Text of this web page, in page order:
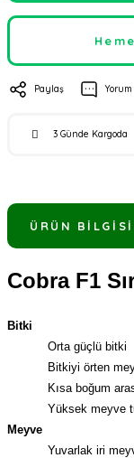
Paylaş Yorum
3 Günde Kargoda
ÜRÜN BILGISI
Cobra F1
Bitki
Orta güçlü bitki
Bitkiyi örten
Kısa boğum
Yüksek meyve
Meyve
Yuvarlak iri